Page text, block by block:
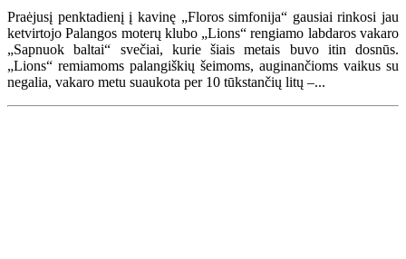
Praėjusį penktadienį į kavinę „Floros simfonija“ gausiai rinkosi jau
ketvirtojo Palangos moterų klubo „Lions“ rengiamo labdaros vakaro
„Sapnuok baltai“ svečiai, kurie šiais metais buvo itin dosnūs.
„Lions“ remiamoms palangiškių šeimoms, auginančioms vaikus su
negalia, vakaro metu suaukota per 10 tūkstančių litų –...